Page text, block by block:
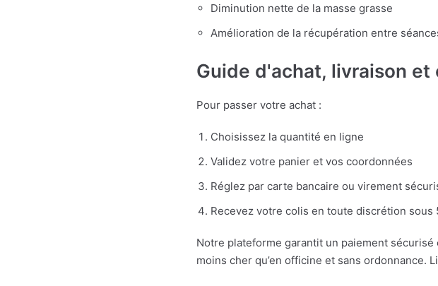
Diminution nette de la masse grasse
Amélioration de la récupération entre
Guide d'achat, livraison et
Pour passer votre achat :
Choisissez la quantité en ligne
Validez votre panier et vos coordonnées
Réglez par carte bancaire ou virement
Recevez votre colis en toute discrétion sous
Notre plateforme garantit un paiement
moins cher qu’en officine et sans ordonnance.